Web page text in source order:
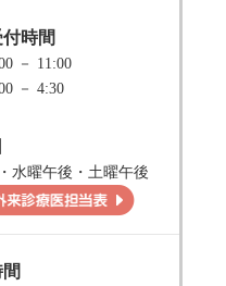
時間
－ 11:00
－ 4:30
水曜午後・土曜午後